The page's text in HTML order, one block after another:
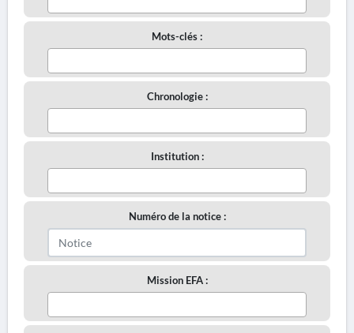
Mots-clés :
Chronologie :
Institution :
Numéro de la notice :
Mission EFA :